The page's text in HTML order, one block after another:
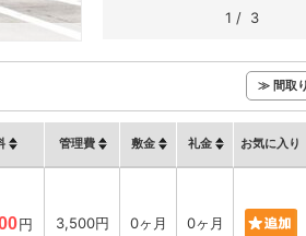
1 / 3
≫ 間取
管理費 敷金 礼金 お気に入り
円 3,500円 0ヶ月 0ヶ月